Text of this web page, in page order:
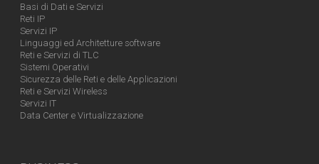
Basi di Dati e Servizi
Reti IP
Servizi IP
Linguaggi ed Architetture software
Reti e Servizi di TLC
Sistemi Operativi
Sicurezza delle Reti e delle Applicazioni
Reti e Servizi Wireless
Servizi IT
Data Center e Virtualizzazione